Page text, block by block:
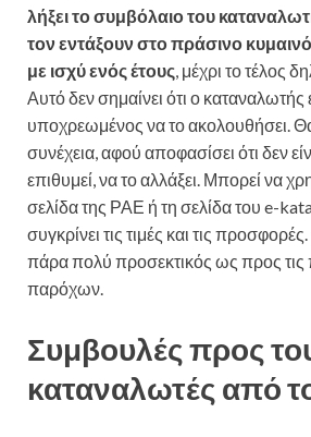
λήξει το συμβόλαιο του
τον εντάξουν στο πράσινο
με ισχύενός έτους , μέχρι το τέλος
Αυτό δεν σημαίνει ότι ο καταναλωτής
υποχρεωμένος να το ακολουθήσει.
συνέχεια, αφού αποφασίσει ότι δεν
επιθυμεί, να το αλλάξει. Μπορεί να
σελίδα της ΡΑΕ ή τη σελίδα του e-
συγκρίνει τις τιμές και τις
πάρα πολύ προσεκτικός ως προς
παρόχων.
Συμβουλές προς
καταναλωτές από